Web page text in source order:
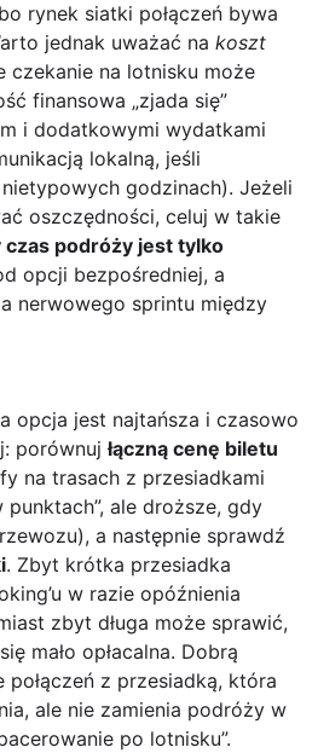
rynek siatki połączeń bywa
jednak uważać na koszt
czekanie na lotnisku może
finansowa „zjada się”
i dodatkowymi wydatkami
lokalną, jeśli
godzinach). Jeżeli
oszczędności, celuj w takie
czas podróży jest tylko
opcji bezpośredniej, a
nerwowego sprintu między
opcja jest najtańsza i czasowo
porównujłączną cenę biletu
na trasach z przesiadkami
ale droższe, gdy
a następnie sprawdź
. Zbyt krótka przesiadka
w razie opóźnienia
zbyt długa może sprawić,
mało opłacalna. Dobrą
połączeń z przesiadką, która
ale nie zamienia podróży w
po lotnisku”.